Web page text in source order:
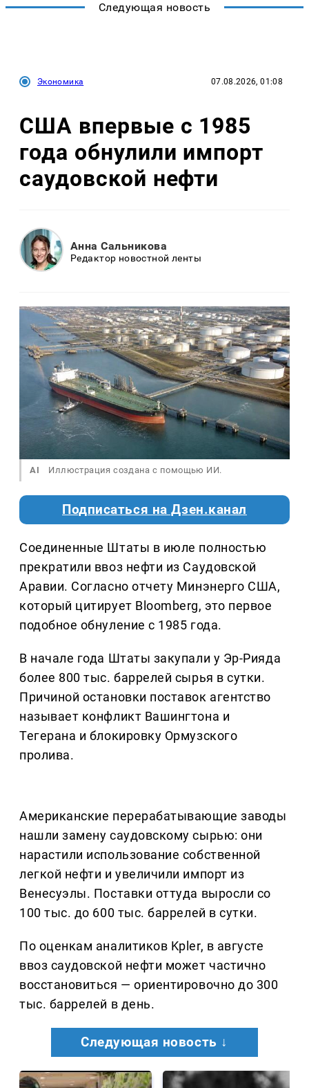
Следующая новость
Экономика 07.08.2026, 01:08
США впервые с 1985
года обнулили импорт
саудовской нефти
Анна Сальникова
Редактор новостной ленты
AI Иллюстрация создана с помощью ИИ.
Подписаться на Дзен.канал
Соединенные Штаты в июле полностью
прекратили ввоз нефти из Саудовской
Аравии. Согласно отчету Минэнерго США,
который цитирует Bloomberg, это первое
подобное обнуление с 1985 года.
В начале года Штаты закупали у Эр-Рияда
более 800 тыс. баррелей сырья в сутки.
Причиной остановки поставок агентство
называет конфликт Вашингтона и
Тегерана и блокировку Ормузского
пролива.
Американские перерабатывающие заводы
нашли замену саудовскому сырью: они
нарастили использование собственной
легкой нефти и увеличили импорт из
Венесуэлы. Поставки оттуда выросли со
100 тыс. до 600 тыс. баррелей в сутки.
По оценкам аналитиков Kpler, в августе
ввоз саудовской нефти может частично
восстановиться — ориентировочно до 300
тыс. баррелей в день.
Следующая новость ↓